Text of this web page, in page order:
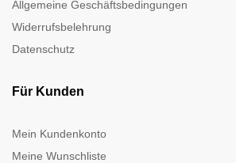
Allgemeine Geschäftsbedingungen
Widerrufsbelehrung
Datenschutz
Für Kunden
Mein Kundenkonto
Meine Wunschliste